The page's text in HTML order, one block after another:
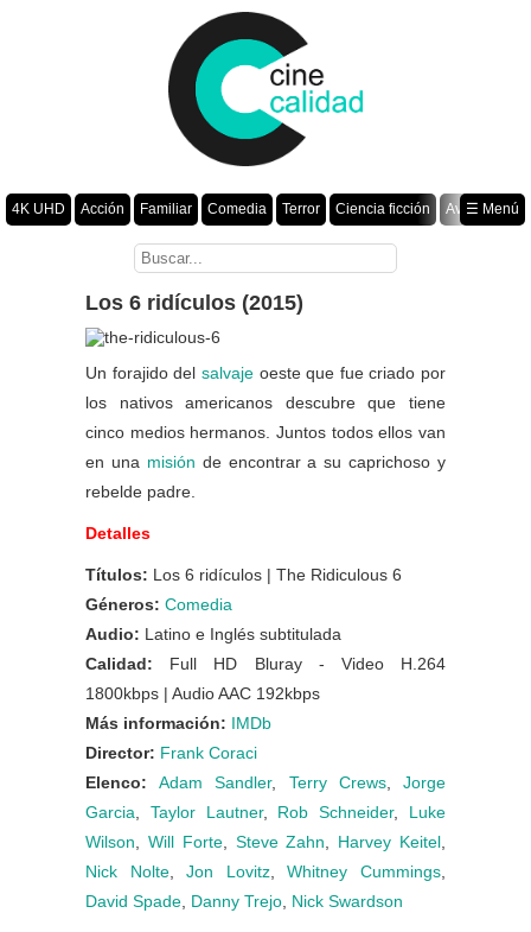
4K UHD Acción Familiar Comedia Terror Ciencia ficción
Aventura
Romance Fantasía Drama Animación Crimen
☰ Menú
Los 6 ridículos (2015)
Un forajido del salvajeoeste que fue criado por
los nativos americanos descubre que tiene
cinco medios hermanos. Juntos todos ellos van
en una misión de encontrar a su caprichoso y
rebelde padre.
Detalles
Títulos: Los 6 ridículos | The Ridiculous 6
Géneros: Comedia
Audio: Latino e Inglés subtitulada
Calidad: Full HD Bluray - Video H.264
1800kbps | Audio AAC 192kbps
Más información: IMDb
Director: Frank Coraci
Elenco:Adam Sandler, Terry Crews,Jorge
Garcia
Taylor Lautner, Rob Schneider, Luke
Wilson
Will Forte, Steve Zahn Harvey Keitel
Nick Nolte,Jon Lovitz,Whitney Cummings
David Spade Danny Trejo Nick Swardson